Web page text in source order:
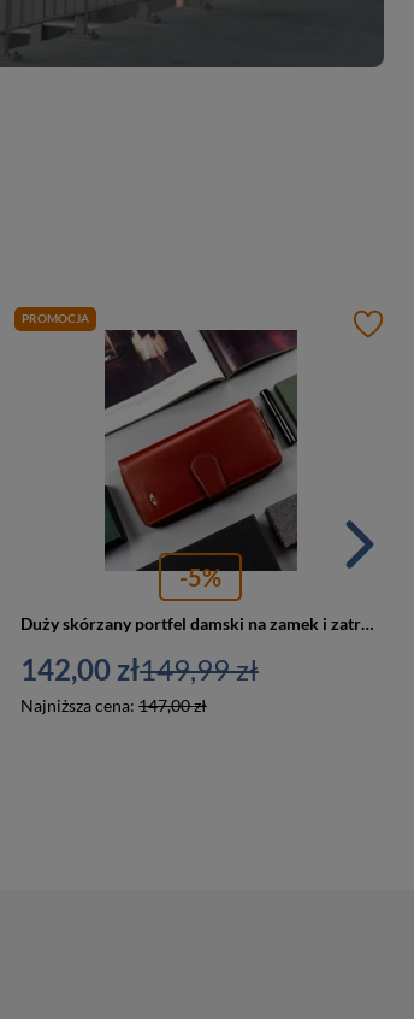
PROMOCJA
-5%
Duży skórzany portfel damski na zamek i zatrzask brązowy — Peterson 2519-BO
142,00 zł
Najniższa cena: 147,00 zł
149,99 zł